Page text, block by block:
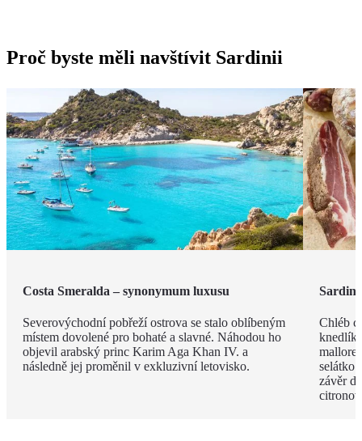
Proč byste měli navštívit Sardinii
Costa Smeralda – synonymum luxusu
Severovýchodní pobřeží ostrova se stalo oblíbeným
místem dovolené pro bohaté a slavné. Náhodou ho
objevil arabský princ Karim Aga Khan IV. a
následně jej proměnil v exkluzivní letovisko.
Chléb
selátko
závěr